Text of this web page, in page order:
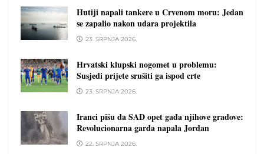
Hutiji napali tankere u Crvenom moru: Jedan
se zapalio nakon udara projektila
23. SRPNJA 2026.
Hrvatski klupski nogomet u problemu:
Susjedi prijete srušiti ga ispod crte
23. SRPNJA 2026.
Iranci pišu da SAD opet gađa njihove gradove:
Revolucionarna garda napala Jordan
22. SRPNJA 2026.